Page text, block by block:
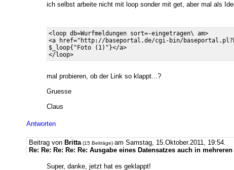
ich selbst arbeite nicht mit loop sonder mit get, aber mal als
<loop db=Wurfmeldungen sort=-eingetragen\ am>
<a href="http://baseportal.de/cgi-bin/
$_loop{"Foto (1)"}</a>
mal probieren, ob der Link so klappt...?
Gruesse
Claus
Antworten
Beitrag von Britta(15 Beiträge) am Samstag, 15.Oktober.2011, 19:54.
Re: Re: Re: Re: Re: Ausgabe eines Datensatzes auch in
Super, danke, jetzt hat es geklappt!